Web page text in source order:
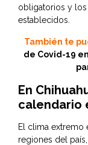
obligatorios y
establecidos.
También te
de Covid-19
En
calendario
El clima extremo
regiones del